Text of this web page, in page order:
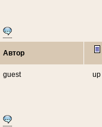
Автор
guest up